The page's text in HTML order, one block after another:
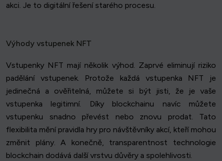
akci. Je to digitální řešení starého procesu.
Výhody vstupenek NFT
Vstupenky NFT mají několik výhod. Zaprvé eliminují riziko
padělání vstupenek. Protože každá vstupenka NFT je
jedinečná a ověřitelná, můžete si být jisti, že je vaše
vstupenka legitimní. Díky blockchainu navíc můžete
vstupenku snadno převést nebo znovu prodat. Tato
flexibilita mění pravidla hry pro návštěvníky akcí, kteří mohou
změnit plány. A konečně, transparentnost technologie
blockchain dodává další vrstvu důvěry a spolehlivosti.